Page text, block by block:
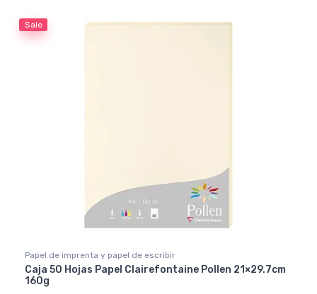
Sale
Papel de imprenta y papel de escribir
Caja 50 Hojas Papel Clairefontaine Pollen 21×29.7cm
160g